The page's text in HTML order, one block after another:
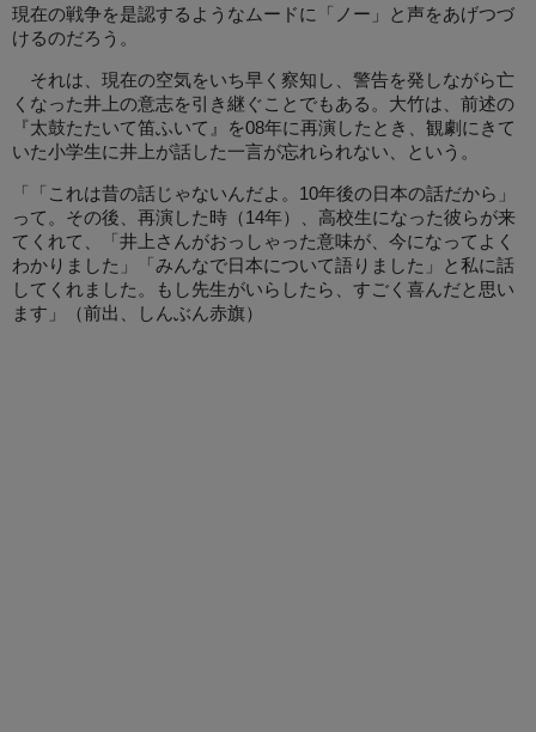
現在の戦争を是認するようなムードに「ノー」と声をあげつづ
けるのだろう。
それは、現在の空気をいち早く察知し、警告を発しながら亡
くなった井上の意志を引き継ぐことでもある。大竹は、前述の
『太鼓たたいて笛ふいて』を08年に再演したとき、観劇にきて
いた小学生に井上が話した一言が忘れられない、という。
「「これは昔の話じゃないんだよ。10年後の日本の話だから」
って。その後、再演した時（14年）、高校生になった彼らが来
てくれて、「井上さんがおっしゃった意味が、今になってよく
わかりました」「みんなで日本について語りました」と私に話
してくれました。もし先生がいらしたら、すごく喜んだと思い
ます」（前出、しんぶん赤旗）